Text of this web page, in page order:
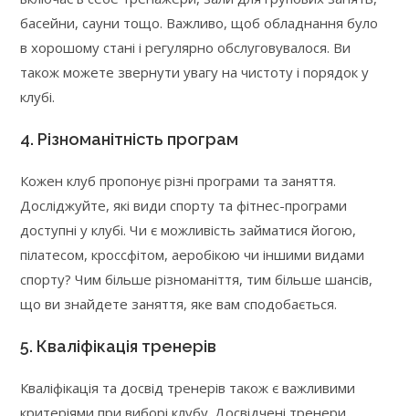
басейни, сауни тощо. Важливо, щоб обладнання було
в хорошому стані і регулярно обслуговувалося. Ви
також можете звернути увагу на чистоту і порядок у
клубі.
4. Різноманітність програм
Кожен клуб пропонує різні програми та заняття.
Досліджуйте, які види спорту та фітнес-програми
доступні у клубі. Чи є можливість займатися йогою,
пілатесом, кроссфітом, аеробікою чи іншими видами
спорту? Чим більше різноманіття, тим більше шансів,
що ви знайдете заняття, яке вам сподобається.
5. Кваліфікація тренерів
Кваліфікація та досвід тренерів також є важливими
критеріями при виборі клубу. Досвідчені тренери